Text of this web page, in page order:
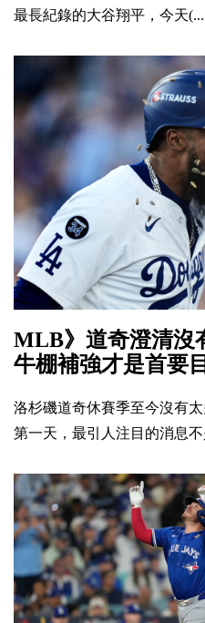
最長紀錄的大谷翔平，今天
MLB》道奇澄清沒
牛棚補強才是首要
洛杉磯道奇休賽季至今沒有
第一天，最引人注目的消息不